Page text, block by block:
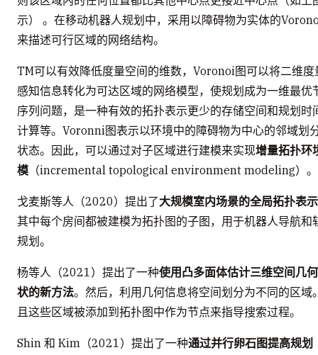
示） 。在移动机器人规划中，采用以障碍物为实体的
来描述可行区域的网络结构。
TM可以有效降低度量空间的维数，Voronoi图可以将二维度
感知信息转化为可达区域的网络模型，使规划成为一维最优
序列问题，是一种有效的拓扑表示更少的存储空间和规划时
计算等。Voronni图表示以环境中的障碍物为中心的邻域划
状态。因此，可以通过对子区域进行建模来实现增量拓扑环
模 （incremental topological environment modeling）。
戈麦斯等人（2020）提出了大规模室内场景的全局拓扑表示
其中每个房间都被建模为拓扑图的子图，用于机器人导航和
规划。
杨等人（2021）提出了一种使用凸多面体估计三维空间几
状的新方法。然后，利用几何信息将空间划分为不同的区域
且这些区域被添加到拓扑图中作为节点来指导搜索过程。
Shin 和 Kim（2021）提出了一种通过并行卵石图提高规划